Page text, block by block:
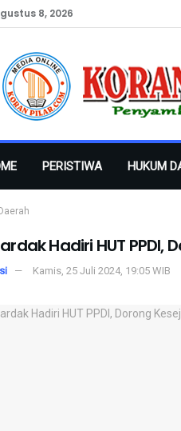
8, 2026
PERISTIWA HUKUM
Daerah
Hadiri HUT
Kamis, 25 Juli 2024, 19:05 WIB